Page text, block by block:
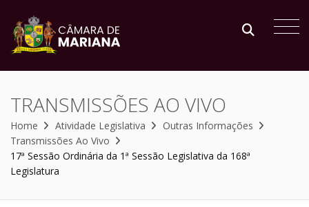
TRANSMISSÕES AO VIVO
Home Atividade Legislativa
Outras Informações
Transmissões Ao Vivo
17ª Sessão Ordinária da 1ª Sessão Legislativa da 168ª
Legislatura